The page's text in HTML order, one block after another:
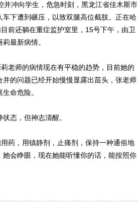
冲向学生，危急时刻，黑龙江省佳木斯市
下遭到碾压，以致双腿高位截肢。正在哈
前还躺在重症监护室里，15号下午，由卫
最新病情。
师的病情现在有平稳的趋势，目前她的
的问题已经开始慢慢显露出苗头，张老师
命危险。
态，但神志清醒。
，用镇静剂，止痛剂，保持一种通俗地
会睁眼，现在她能听懂你的话，能按照你